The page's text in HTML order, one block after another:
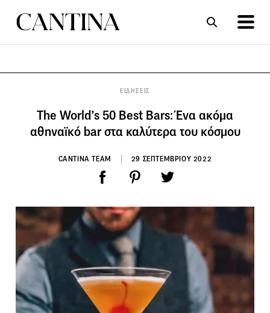
ΕΙΔΗΣΕΙΣ
The World’s 50 Best Bars: Ένα ακόμα
αθηναϊκό bar στα καλύτερα του κόσμου
CANTINA TEAM 29 ΣΕΠΤΕΜΒΡΙΟΥ 2022